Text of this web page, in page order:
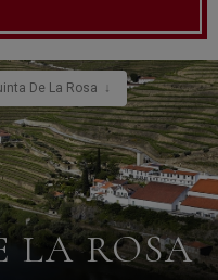
De La Rosa
LA ROSA